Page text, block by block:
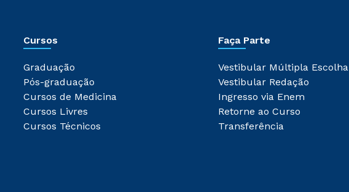
Cursos
Graduação
Pós-graduação
Cursos de Medicina
Cursos Livres
Cursos Técnicos
Faça Parte
Vestibular Múltipla Escolha
Vestibular Redação
Ingresso via Enem
Retorne ao Curso
Transferência